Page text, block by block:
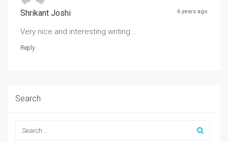
Shrikant Joshi 6 years ago
Very nice and interesting writing...
Reply
Search